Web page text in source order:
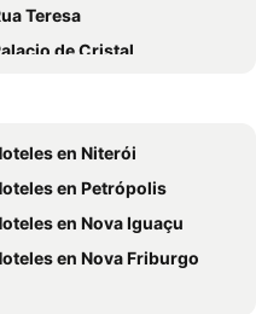
Teresa
de Cristal
en Niterói
en Petrópolis
en Nova Iguaçu
en Nova Friburgo